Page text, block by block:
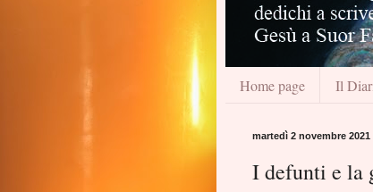
Home page Il
martedì 2 novembre 2021
I defunti e la